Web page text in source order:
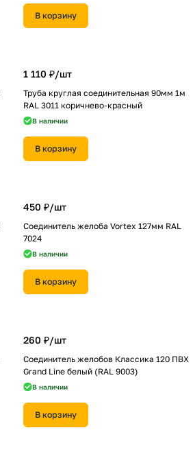
В корзину
1 110 ₽/шт
Труба круглая соединительная 90мм 1м
RAL 3011 коричнево-красный
В наличии
В корзину
450 ₽/шт
Соединитель желоба Vortex 127мм RAL
7024
В наличии
В корзину
260 ₽/шт
Соединитель желобов Классика 120 ПВХ
Grand Line белый (RAL 9003)
В наличии
В корзину